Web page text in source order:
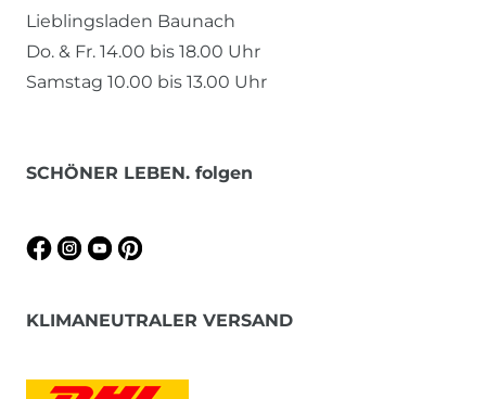
Lieblingsladen Baunach
Do. & Fr. 14.00 bis 18.00 Uhr
Samstag 10.00 bis 13.00 Uhr
SCHÖNER LEBEN. folgen
KLIMANEUTRALER VERSAND